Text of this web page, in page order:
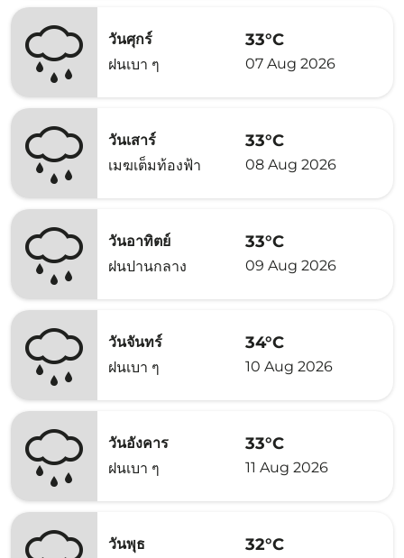
วันศุกร์
ฝนเบา ๆ
33°C
07 Aug 2026
วันเสาร์
เมฆเต็มท้องฟ้า
33°C
08 Aug 2026
วันอาทิตย์
ฝนปานกลาง
33°C
09 Aug 2026
วันจันทร์
ฝนเบา ๆ
34°C
10 Aug 2026
วันอังคาร
ฝนเบา ๆ
33°C
11 Aug 2026
วันพุธ
32°C